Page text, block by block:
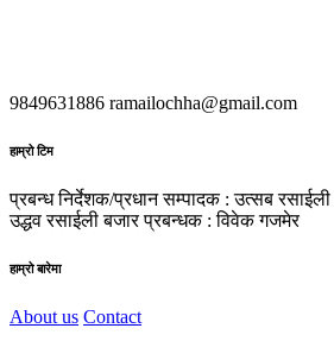
9849631886 ramailochha@gmail.com
हाम्रो टिम
प्रबन्ध निर्देशक/प्रधान सम्पादक : उत्सब रसाईली
उद्धव रसाईली बजार प्रबन्धक : विवेक गजमेर
हाम्रो बारेमा
About us Contact